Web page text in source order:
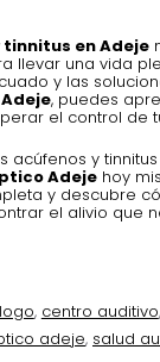
en Adeje
llevar una vida
y las
, puedes
el control de
acúfenos y
Adeje hoy
y descubre
el alivio que
, centro auditivo,
adeje, salud